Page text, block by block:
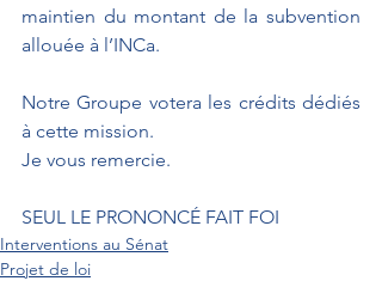
maintien du montant de la subvention
allouée à l’INCa.
Notre Groupe votera les crédits dédiés
à cette mission.
Je vous remercie.
SEUL LE PRONONCÉ FAIT FOI
Interventions au Sénat
Projet de loi